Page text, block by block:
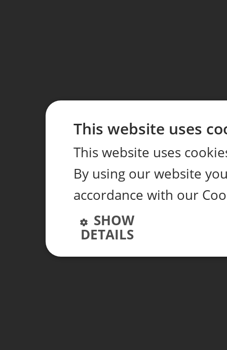
This website uses
This website uses
By using our website
accordance with our
SHOW
DETAILS